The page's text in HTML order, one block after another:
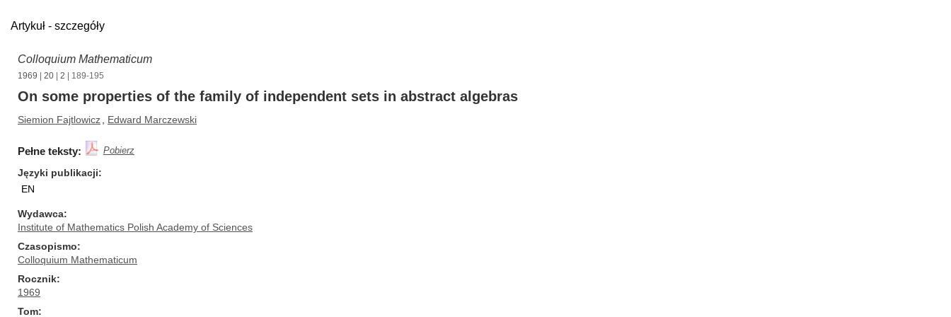
Artykuł - szczegóły
Colloquium Mathematicum
1969 20 2 | 189-195
On some properties of the family of independent sets in abstract algebras
Siemion Fajtlowicz Edward Marczewski
Pełne teksty: Pobierz
Języki publikacji
EN
Wydawca
Institute of Mathematics Polish Academy of Sciences
Czasopismo
Colloquium Mathematicum
Rocznik
1969
Tom